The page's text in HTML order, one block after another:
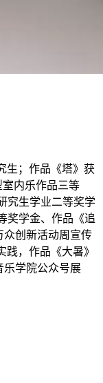
生；作品《塔》获
内乐作品三等
究生学业二等奖学
奖学金、作品《追
众创新活动周宣传
，作品《大暑》
乐学院公众号展